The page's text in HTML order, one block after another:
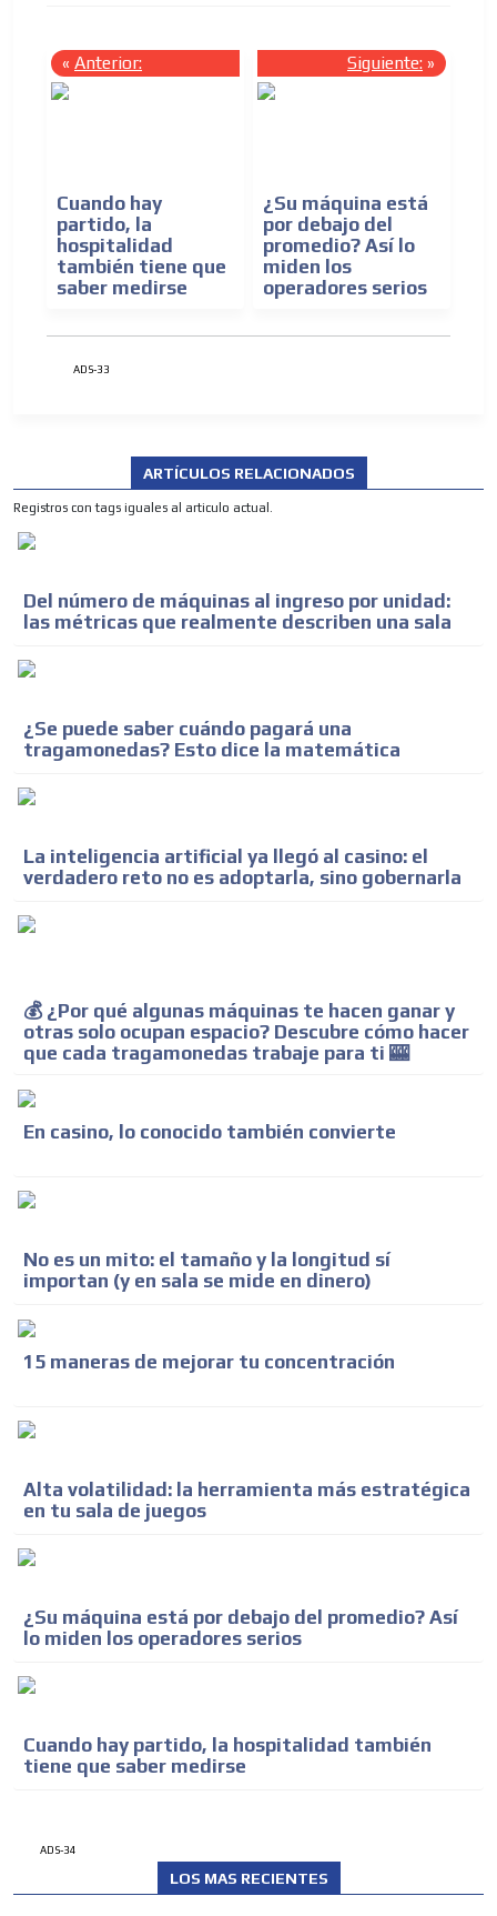
« Anterior:
Cuando hay
partido, la
hospitalidad
también tiene que
saber medirse
Siguiente: »
¿Su máquina está
por debajo del
promedio? Así lo
miden los
operadores serios
ADS-33
ARTÍCULOS RELACIONADOS
Registros con tags iguales al articulo actual.
Del número de máquinas al ingreso por unidad:
las métricas que realmente describen una sala
¿Se puede saber cuándo pagará una
tragamonedas? Esto dice la matemática
La inteligencia artificial ya llegó al casino: el
verdadero reto no es adoptarla, sino gobernarla
💰 ¿Por qué algunas máquinas te hacen ganar y
otras solo ocupan espacio? Descubre cómo hacer
que cada tragamonedas trabaje para ti 🎰
En casino, lo conocido también convierte
No es un mito: el tamaño y la longitud sí
importan (y en sala se mide en dinero)
15 maneras de mejorar tu concentración
Alta volatilidad: la herramienta más estratégica
en tu sala de juegos
¿Su máquina está por debajo del promedio? Así
lo miden los operadores serios
Cuando hay partido, la hospitalidad también
tiene que saber medirse
ADS-34
LOS MAS RECIENTES